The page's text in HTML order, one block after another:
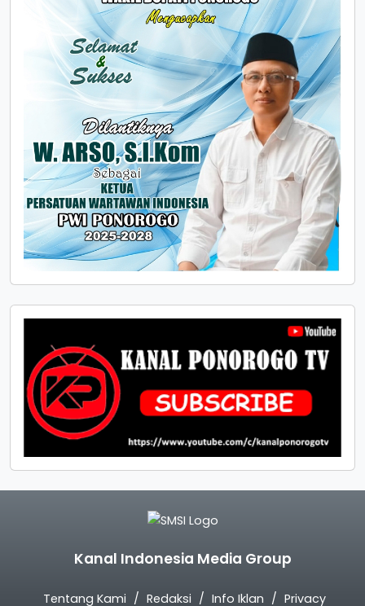
Kanal Indonesia Media Group
Tentang Kami Redaksi Info Iklan Privacy